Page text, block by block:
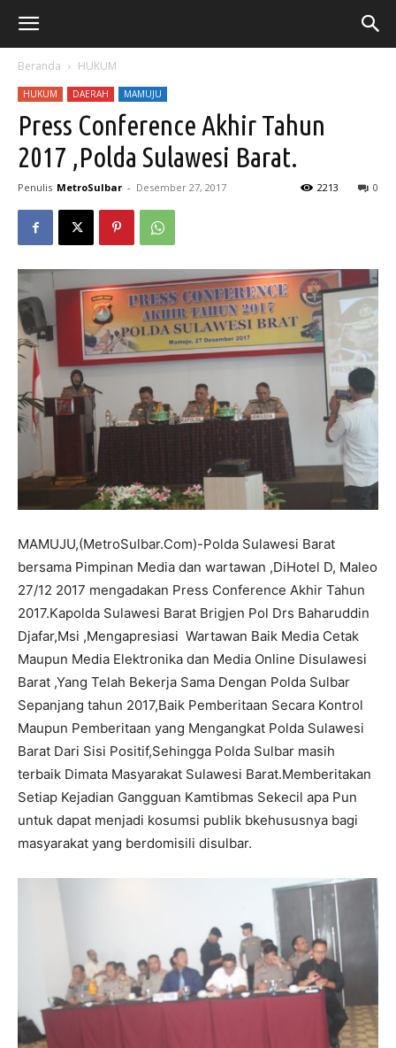
Beranda HUKUM
HUKUM DAERAH MAMUJU
Press Conference Akhir Tahun
2017 ,Polda Sulawesi Barat.
Penulis MetroSulbar - Desember 27, 2017 0
2213
MAMUJU,(MetroSulbar.Com)-Polda Sulawesi Barat
bersama Pimpinan Media dan wartawan ,DiHotel D, Maleo
27/12 2017 mengadakan Press Conference Akhir Tahun
2017.Kapolda Sulawesi Barat Brigjen Pol Drs Baharuddin
Djafar,Msi ,Mengapresiasi Wartawan Baik Media Cetak
Maupun Media Elektronika dan Media Online Disulawesi
Barat ,Yang Telah Bekerja Sama Dengan Polda Sulbar
Sepanjang tahun 2017,Baik Pemberitaan Secara Kontrol
Maupun Pemberitaan yang Mengangkat Polda Sulawesi
Barat Dari Sisi Positif,Sehingga Polda Sulbar masih
terbaik Dimata Masyarakat Sulawesi Barat.Memberitakan
Setiap Kejadian Gangguan Kamtibmas Sekecil apa Pun
untuk dapat menjadi kosumsi publik bkehususnya bagi
masyarakat yang berdomisili disulbar.